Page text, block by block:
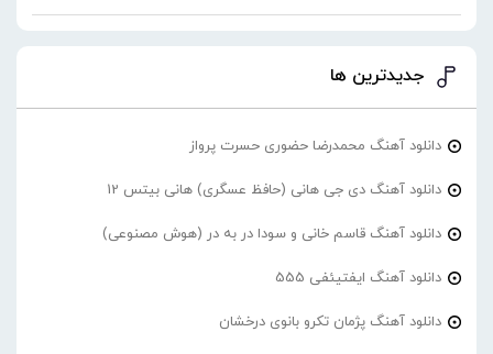
جدیدترین ها
دانلود آهنگ محمدرضا حضورى حسرت پرواز
دانلود آهنگ دی جی هانی (حافظ عسگری) هانی بیتس 12
دانلود آهنگ قاسم خانی و سودا در به در (هوش مصنوعی)
دانلود آهنگ ایفتیئفی 555
دانلود آهنگ پژمان تکرو بانوی درخشان